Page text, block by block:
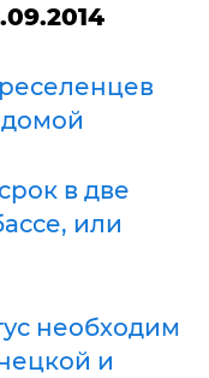
в две
или
необходим
и